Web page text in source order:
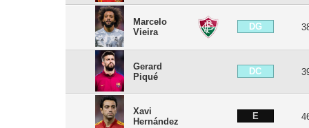
Marcelo
Vieira
DG
Gerard
Piqué
DC
Xavi
Hernández
E